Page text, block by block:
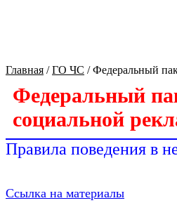
Главная /ГО ЧС /Федеральный
Федеральный
социальной
Правила поведения в
Ссылка на материалы